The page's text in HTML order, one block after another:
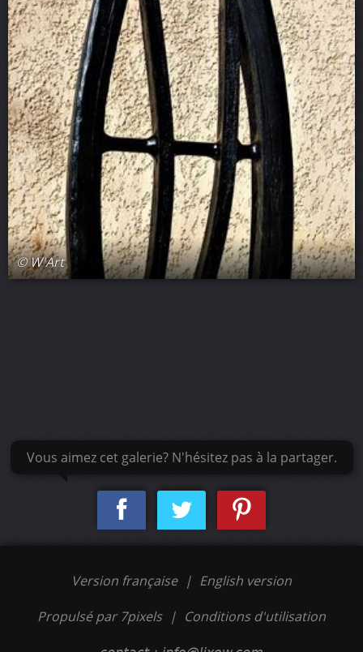
© W'Art
Vous aimez cet galerie? N'hésitez pas à la partager.
Version française | English version
Propulsé par 7pixels | Conditions d'utilisation